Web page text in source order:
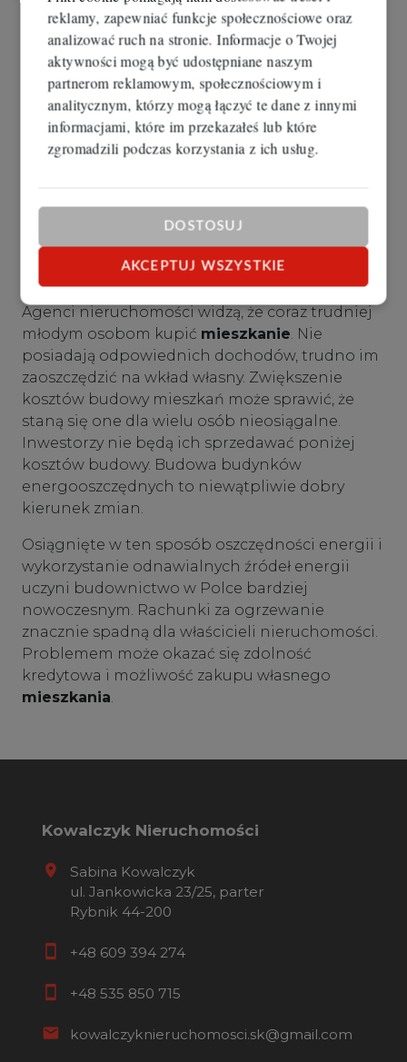
reklamy, zapewniać funkcje społecznościowe oraz
analizować ruch na stronie. Informacje o Twojej
aktywności mogą być udostępniane naszym
partnerom reklamowym, społecznościowym i
analitycznym, którzy mogą łączyć te dane z innymi
informacjami, które im przekazałeś lub które
zgromadzili podczas korzystania z ich usług.
DOSTOSUJ
AKCEPTUJ WSZYSTKIE
tym zakresie.
Nieruchomości Rybnik
Bez wątpienia na rynku będą pojawiać się coraz
ciekawsze rozwiązania. Zanim będzie duża
konkurencyjność i szeroki wybór materiałów
musi minąć trochę czasu. Masowe stosowanie
nieruchomości w Rybnikuobserwują rynek
nieruchomości. Ceny mieszkań cały czas rosną.
W najbliższym czasie nic nie wskazuje na to,
żeby coś w tym zakresie zmieniło się.
Agenci nieruchomości widzą, że coraz trudniej
młodym osobom kupić mieszkanie . Nie
posiadają odpowiednich dochodów, trudno im
zaoszczędzić na wkład własny. Zwiększenie
kosztów budowy mieszkań może sprawić, że
staną się one dla wielu osób nieosiągalne.
Inwestorzy nie będą ich sprzedawać poniżej
kosztów budowy. Budowa budynków
energooszczędnych to niewątpliwie dobry
kierunek zmian.
Osiągnięte w ten sposób oszczędności energii i
wykorzystanie odnawialnych źródeł energii
uczyni budownictwo w Polce bardziej
nowoczesnym. Rachunki za ogrzewanie
znacznie spadną dla właścicieli nieruchomości.
Problemem może okazać się zdolność
kredytowa i możliwość zakupu własnego
mieszkania
Kowalczyk Nieruchomości
Sabina Kowalczyk
ul. Jankowicka 23/25, parter
Rybnik 44-200
+48 609 394 274
+48 535 850 715
kowalczyknieruchomosci.sk@gmail.com